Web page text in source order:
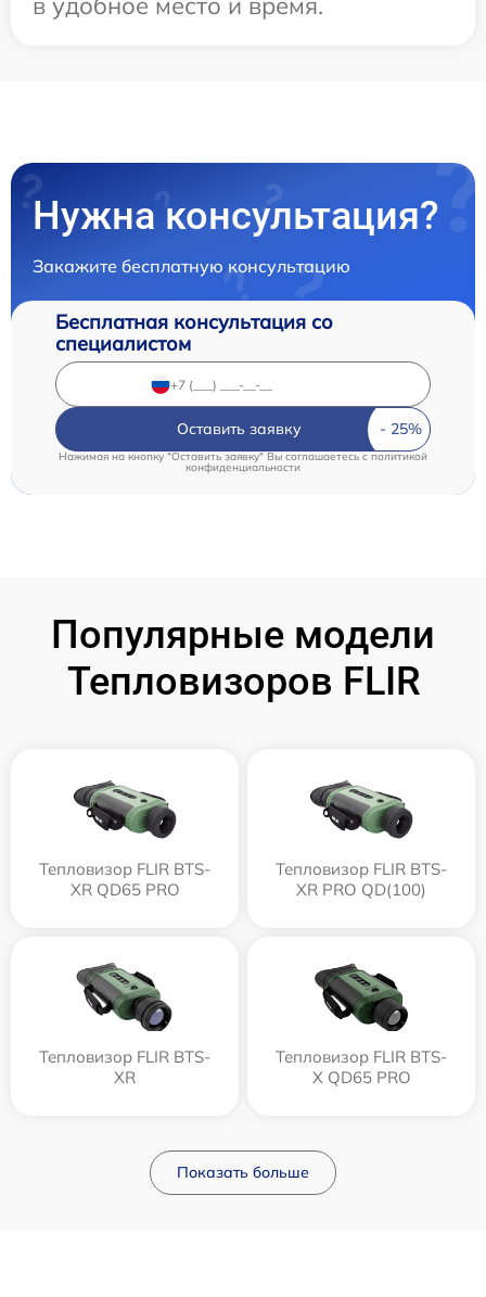
Нужна консультация?
Закажите бесплатную консультацию
Бесплатная консультация со
специалистом
Оставить заявку
Нажимая на кнопку "Оставить заявку" Вы соглашаетесь c политикой
конфиденциальности
Популярные модели
Тепловизоров FLIR
Тепловизор FLIR BTS-
XR QD65 PRO
Тепловизор FLIR BTS-
XR PRO QD(100)
Тепловизор FLIR BTS-
XR
Тепловизор FLIR BTS-
X QD65 PRO
Показать больше